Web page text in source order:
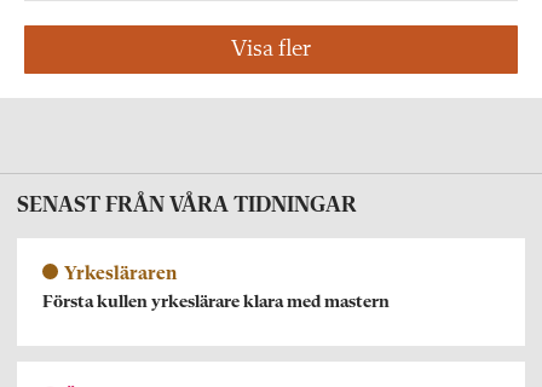
Visa fler
SENAST FRÅN VÅRA TIDNINGAR
Yrkesläraren
Första kullen yrkeslärare klara med mastern